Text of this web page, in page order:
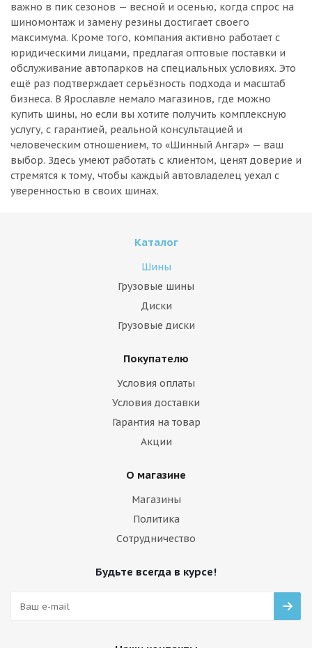
важно в пик сезонов — весной и осенью, когда спрос на
шиномонтаж и замену резины достигает своего
максимума. Кроме того, компания активно работает с
юридическими лицами, предлагая оптовые поставки и
обслуживание автопарков на специальных условиях. Это
ещё раз подтверждает серьёзность подхода и масштаб
бизнеса. В Ярославле немало магазинов, где можно
купить шины, но если вы хотите получить комплексную
услугу, с гарантией, реальной консультацией и
человеческим отношением, то «Шинный Ангар» — ваш
выбор. Здесь умеют работать с клиентом, ценят доверие и
стремятся к тому, чтобы каждый автовладелец уехал с
уверенностью в своих шинах.
Каталог
Шины
Грузовые шины
Диски
Грузовые диски
Покупателю
Условия оплаты
Условия доставки
Гарантия на товар
Акции
О магазине
Магазины
Политика
Сотрудничество
Будьте всегда в курсе!